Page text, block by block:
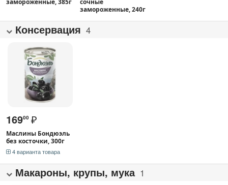
замороженные, 240г
Консервация 4
16900 ₽
Маслины Бондюэль
без косточки, 300г
4 варианта товара
Макароны, крупы, мука 1